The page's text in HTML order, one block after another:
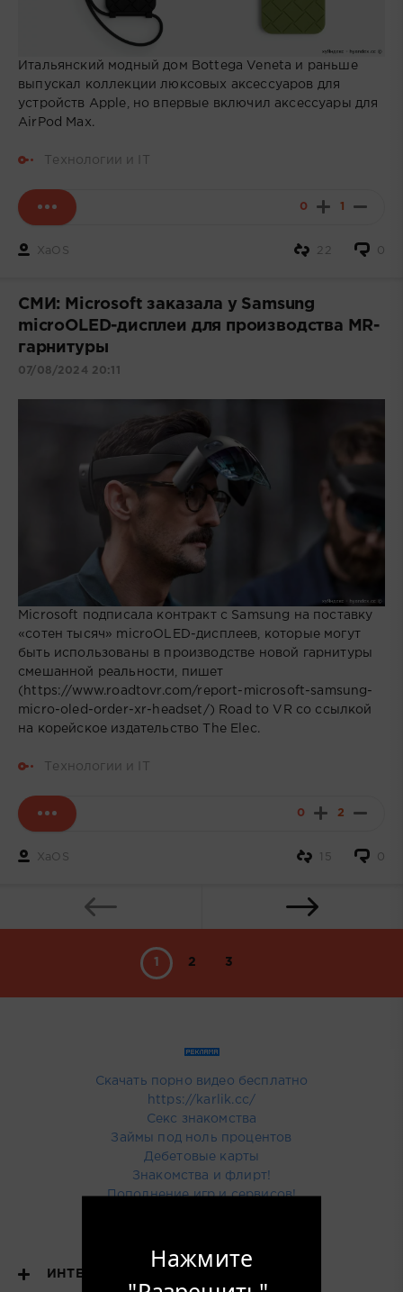
Итальянский модный дом Bottega Veneta и раньше
выпускал коллекции люксовых аксессуаров для
устройств Apple, но впервые включил аксессуары для
AirPod Max.
Технологии и IT
0 1
XaOS 0
22
СМИ: Microsoft заказала у Samsung
microOLED-дисплеи для производства MR-
гарнитуры
07/08/2024 20:11
Microsoft подписала контракт с Samsung на поставку
«сотен тысяч» microOLED-дисплеев, которые могут
быть использованы в производстве новой гарнитуры
смешанной реальности, пишет
(https://www.roadtovr.com/report-microsoft-samsung-
micro-oled-order-xr-headset/) Road to VR со ссылкой
на корейское издательство The Elec.
Технологии и IT
0 2
XaOS 0
15
1 2 3
Скачать порно видео бесплатно
https://karlik.cc/
Секс знакомства
Займы под ноль процентов
Дебетовые карты
Знакомства и флирт!
Пополнение игр и сервисов!
ИНТЕРЕСНОЕ
Нажмите